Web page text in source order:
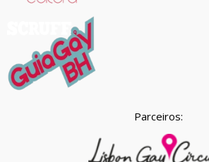
Parceiros: